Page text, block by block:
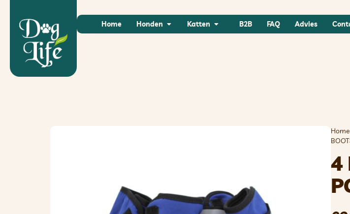
Home Honden Katten B2B FAQ Advies
Home
4